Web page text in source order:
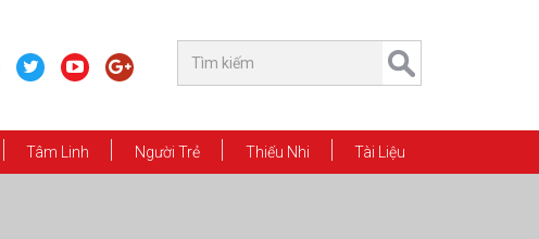
Tâm Linh Người Trẻ Thiếu Nhi Tài Liệu